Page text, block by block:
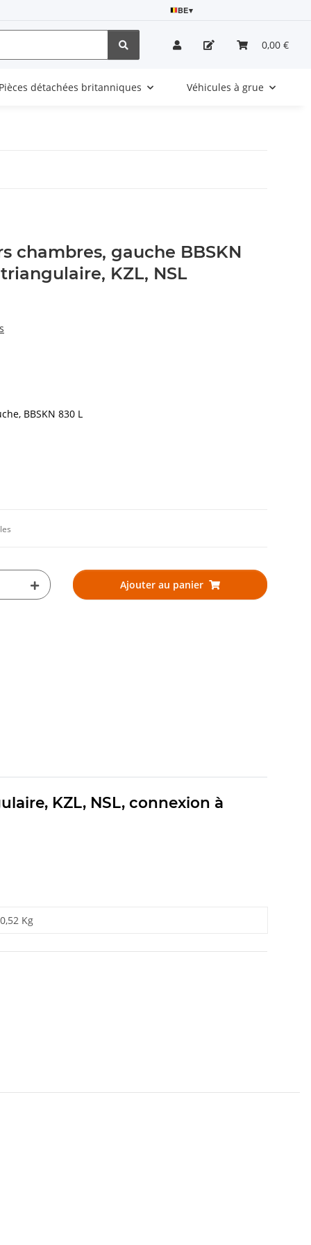
BE▾
0,00 €
Pièces détachées britanniques Véhicules à grue
chambres, gauche BBSKN
KZL, NSL
BBSKN 830 L
Ajouter au panier
KZL, NSL, connexion à
0,52 Kg